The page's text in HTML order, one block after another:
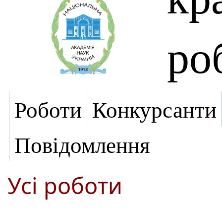
Роботи Конкурсанти
Повідомлення
Усі роботи